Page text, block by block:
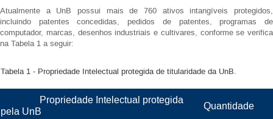
Atualmente a UnB possui mais de 760 ativos intangíveis protegidos,
incluindo patentes concedidas, pedidos de patentes, programas de
computador, marcas, desenhos industriais e cultivares, conforme se verifica
na Tabela 1 a seguir:
Tabela 1 - Propriedade Intelectual protegida de titularidade da UnB.
Propriedade Intelectual protegida
pela UnB
Quantidade